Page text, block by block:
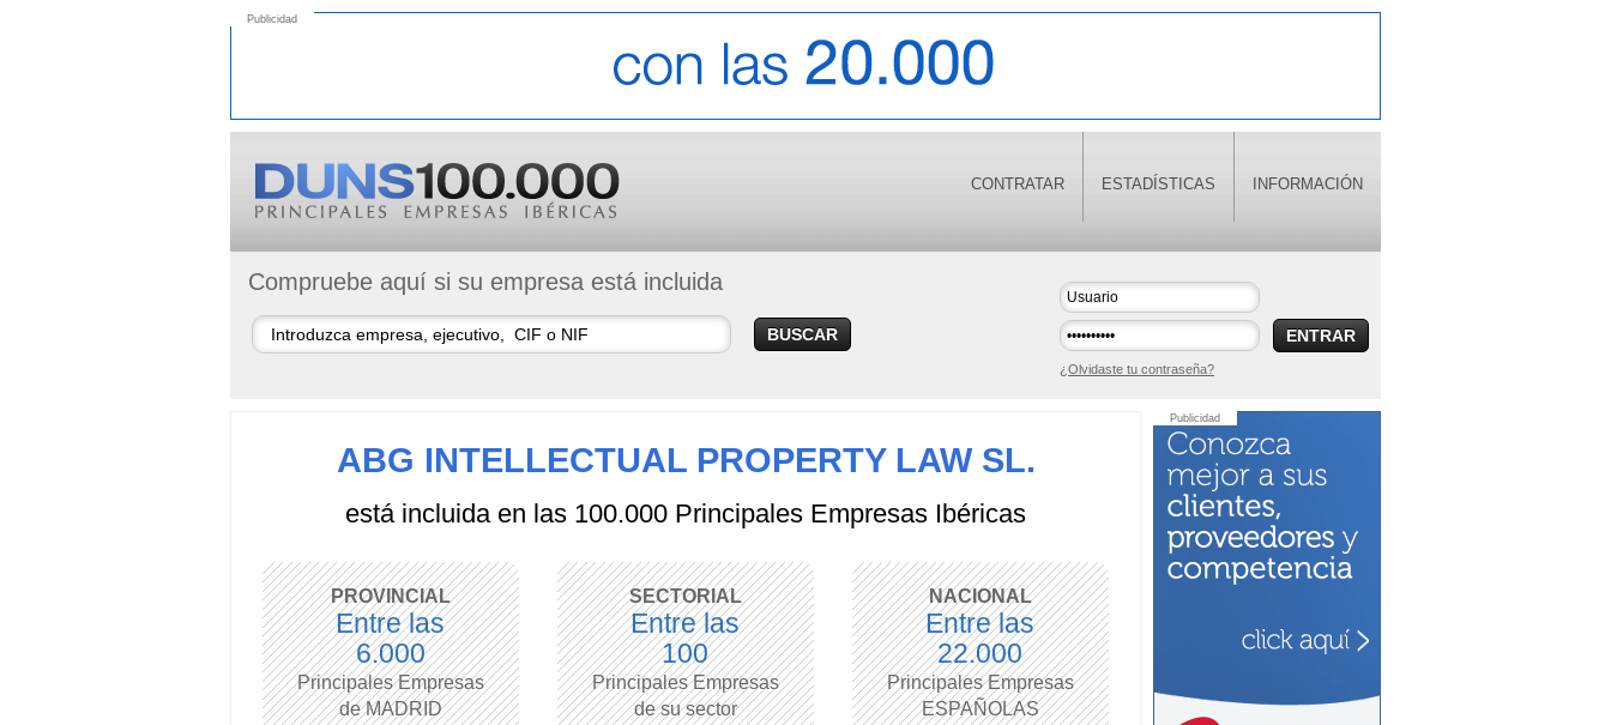
Publicidad
CONTRATAR ESTADÍSTICAS INFORMACIÓN
Compruebe aquí si su empresa está incluida
BUSCAR ENTRAR
¿Olvidaste tu contraseña?
ABG INTELLECTUAL PROPERTY LAW SL.
está incluida en las 100.000 Principales Empresas Ibéricas
PROVINCIAL
Entre las
6.000
Principales Empresas
de MADRID
SECTORIAL
Entre las
100
Principales Empresas
de su sector
NACIONAL
Entre las
22.000
Principales Empresas
ESPAÑOLAS
Publicidad